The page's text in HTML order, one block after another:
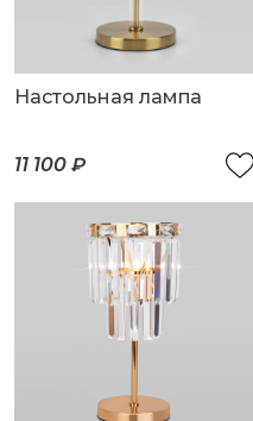
Настольная лампа
11 100 ₽